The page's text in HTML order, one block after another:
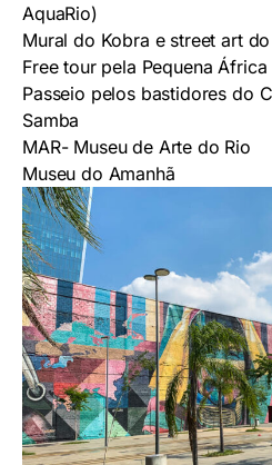
AquaRio)
Mural do Kobra e street art do
Freetour pela Pequena África
Passeio pelos bastidores do
Samba
MAR- Museu de Arte do Rio
Museu do Amanhã